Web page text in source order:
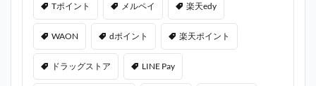
Tポイント メルペイ 楽天edy
WAON dポイント 楽天ポイント
ドラッグストア LINE Pay